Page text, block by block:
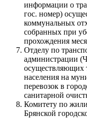
информации о
гос. номер)
коммунальных
собранных при
прохождения
Отделу по
администрации
осуществляющих
населения на
перевозок в
санитарной
Комитету по
Брянской